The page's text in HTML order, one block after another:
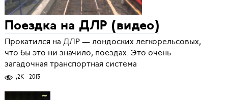
Поездка на ДЛР (видео)
Прокатился на ДЛР — лондоских легкорельсовых,
что бы это ни значило, поездах. Это очень
загадочная транспортная система
1,2K 2013